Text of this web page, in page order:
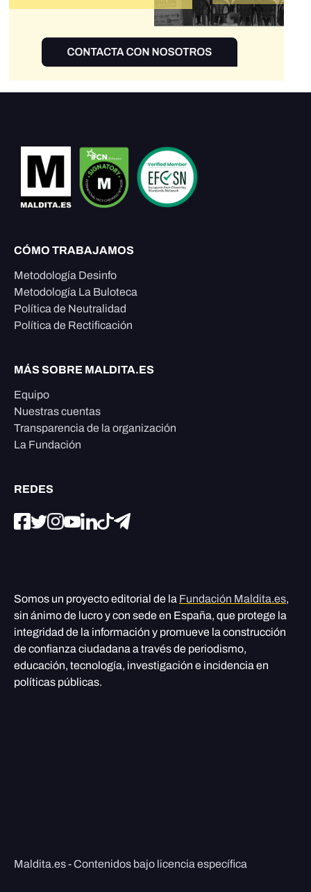
CÓMO TRABAJAMOS
Metodología Desinfo
Metodología La Buloteca
Política de Neutralidad
Política de Rectificación
MÁS SOBRE MALDITA.ES
Equipo
Nuestras cuentas
Transparencia de la organización
La Fundación
REDES
Somos un proyecto editorial de la Fundación Maldita.es,
sin ánimo de lucro y con sede en España, que protege la
integridad de la información y promueve la construcción
de confianza ciudadana a través de periodismo,
educación, tecnología, investigación e incidencia en
políticas públicas.
Maldita.es - Contenidos bajo licencia específica